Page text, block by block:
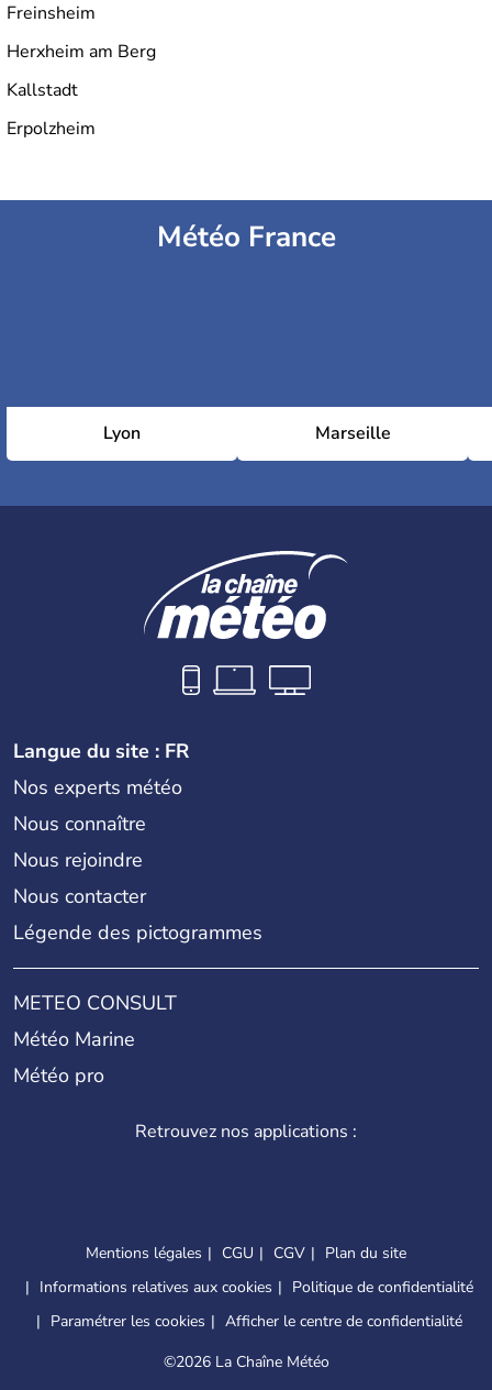
Freinsheim
Herxheim am Berg
Kallstadt
Erpolzheim
Météo France
Lyon Marseille
Langue du site : FR
Nos experts météo
Nous connaître
Nous rejoindre
Nous contacter
Légende des pictogrammes
METEO CONSULT
Météo Marine
Météo pro
Retrouvez nos applications :
Mentions légales CGU CGV
Plan du site
Informations relatives aux cookies
Politique de confidentialité
Paramétrer les cookies
Afficher le centre de confidentialité
©2026 La Chaîne Météo